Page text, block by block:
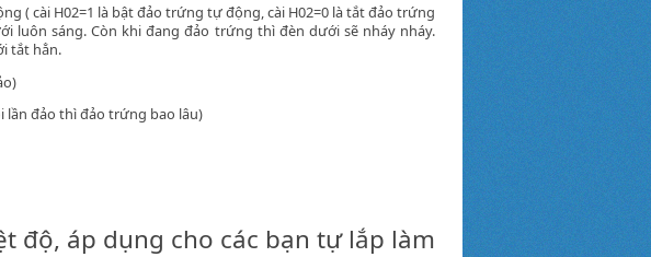
( cài H02=1 là bật đảo trứng tự động, cài H02=0 là tắt đảo trứng
sáng. Còn khi đang đảo trứng thì đèn dưới sẽ nháy nháy.
tắt hẳn.
lần đảo thì đảo trứng bao lâu)
độ, áp dụng cho các bạn tự lắp làm